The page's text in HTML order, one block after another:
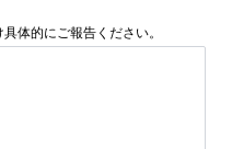
体的にご報告ください。